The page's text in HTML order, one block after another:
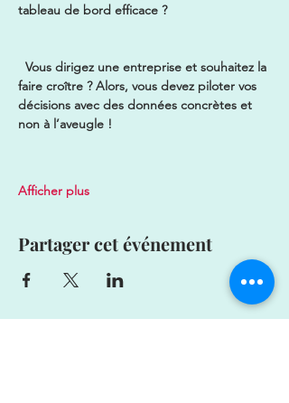
tableau de bord efficace ?
Vous dirigez une entreprise et souhaitez la
faire croître ? Alors, vous devez piloter vos
décisions avec des données concrètes et
non à l’aveugle !
Afficher plus
Partager cet événement